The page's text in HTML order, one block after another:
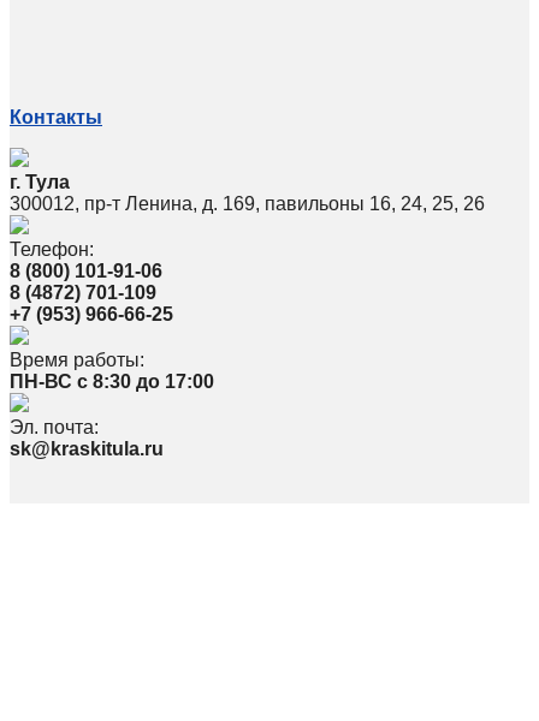
Контакты
г. Тула
300012, пр-т Ленина, д. 169, павильоны 16, 24, 25, 26
Телефон:
8 (800) 101-91-06
8 (4872) 701-109
+7 (953) 966-66-25
Время работы:
ПН-ВС с 8:30 до 17:00
Эл. почта:
sk@kraskitula.ru